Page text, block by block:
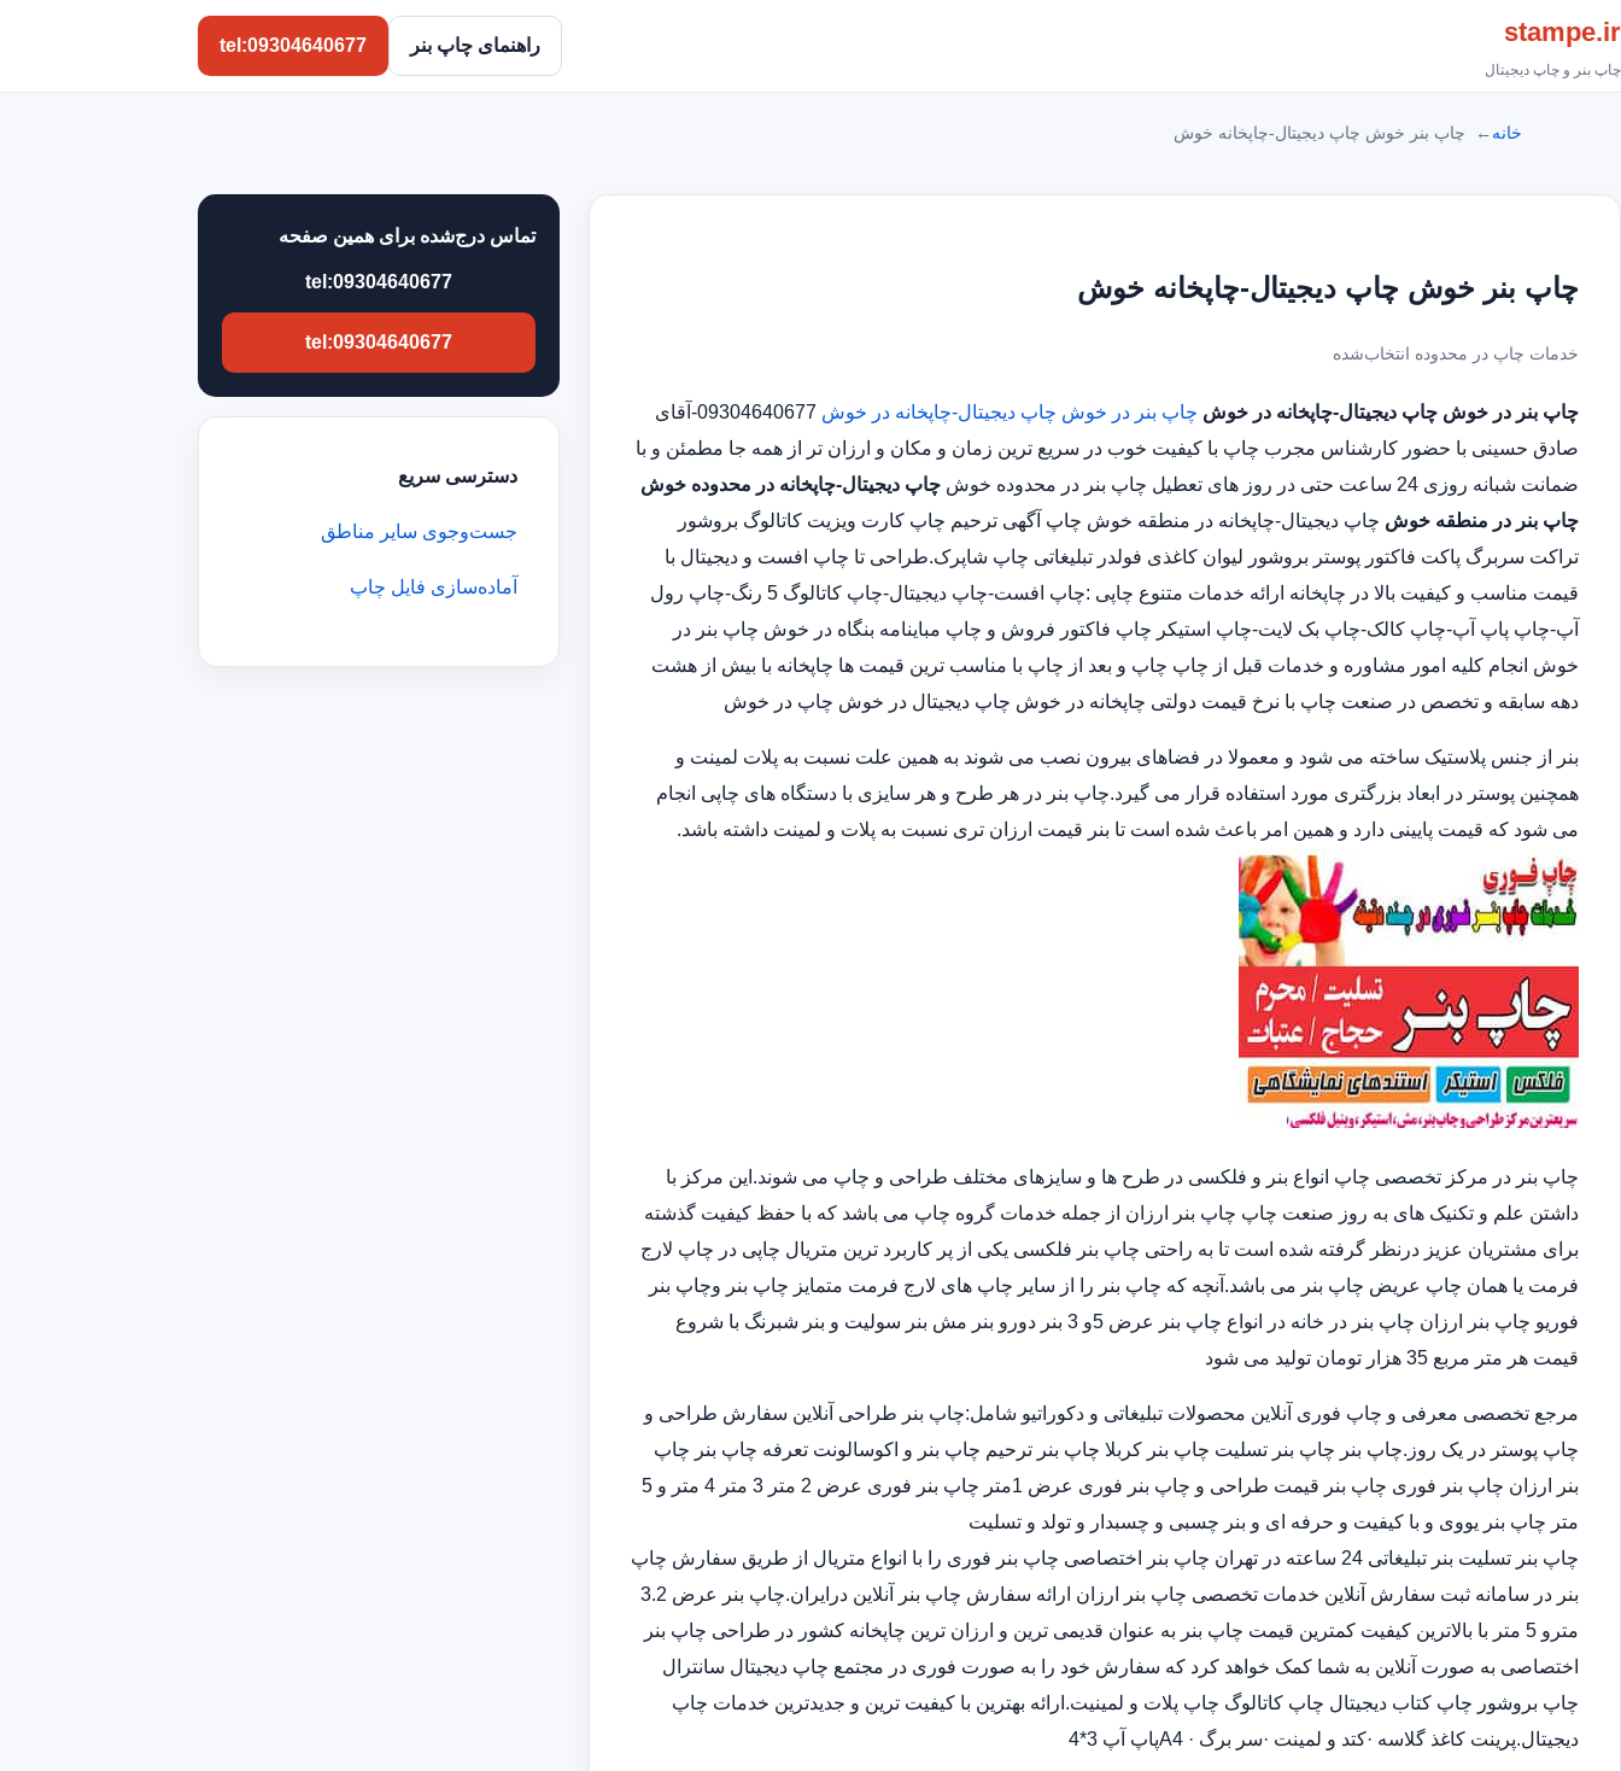
stampe.ir
چاپ بنر و چاپ دیجیتال
راهنمای چاپ بنر tel:09304640677
خانه چاپ بنر خوش چاپ دیجیتال-چاپخانه خوش
چاپ بنر خوش چاپ دیجیتال-چاپخانه خوش
خدمات چاپ در محدوده انتخاب‌شده
چاپ بنر در خوش چاپ دیجیتال-چاپخانه در خوش چاپ بنر در خوش چاپ دیجیتال-چاپخانه در خوش
09304640677-آقای
صادق حسینی با حضور کارشناس مجرب چاپ با کیفیت خوب در سریع ترین زمان و مکان و ارزان تر از همه جا مطمئن و با
ضمانت شبانه روزی 24 ساعت حتی در روز های تعطیل چاپ بنر در محدوده خوش
چاپ دیجیتال-چاپخانه در محدوده خوش
چاپ بنر در منطقه خوش چاپ دیجیتال-چاپخانه در منطقه خوش چاپ آگهی ترحیم چاپ کارت ویزیت کاتالوگ بروشور
تراکت سربرگ پاکت فاکتور پوستر بروشور لیوان کاغذی فولدر تبلیغاتی چاپ شاپرک.طراحی تا چاپ افست و دیجیتال با
قیمت مناسب و کیفیت بالا در چاپخانه ارائه خدمات متنوع چاپی :چاپ افست-چاپ دیجیتال-چاپ کاتالوگ 5 رنگ-چاپ رول
آپ-چاپ پاپ آپ-چاپ کالک-چاپ بک لایت-چاپ استیکر چاپ فاکتور فروش و چاپ مباینامه بنگاه در خوش چاپ بنر در
خوش انجام کلیه امور مشاوره و خدمات قبل از چاپ چاپ و بعد از چاپ با مناسب ترین قیمت ها چاپخانه با بیش از هشت
دهه سابقه و تخصص در صنعت چاپ با نرخ قیمت دولتی چاپخانه در خوش چاپ دیجیتال در خوش چاپ در خوش
بنر از جنس پلاستیک ساخته می شود و معمولا در فضاهای بیرون نصب می شوند به همین علت نسبت به پلات لمینت و
همچنین پوستر در ابعاد بزرگتری مورد استفاده قرار می گیرد.چاپ بنر در هر طرح و هر سایزی با دستگاه های چاپی انجام
می شود که قیمت پایینی دارد و همین امر باعث شده است تا بنر قیمت ارزان تری نسبت به پلات و لمینت داشته باشد.
چاپ بنر در مرکز تخصصی چاپ انواع بنر و فلکسی در طرح ها و سایزهای مختلف طراحی و چاپ می شوند.این مرکز با
داشتن علم و تکنیک های به روز صنعت چاپ چاپ بنر ارزان از جمله خدمات گروه چاپ می باشد که با حفظ کیفیت گذشته
برای مشتریان عزیز درنظر گرفته شده است تا به راحتی چاپ بنر فلکسی یکی از پر کاربرد ترین متریال چاپی در چاپ لارج
فرمت یا همان چاپ عریض چاپ بنر می باشد.آنچه که چاپ بنر را از سایر چاپ های لارج فرمت متمایز چاپ بنر وچاپ بنر
فوریو چاپ بنر ارزان چاپ بنر در خانه در انواع چاپ بنر عرض 5و 3 بنر دورو بنر مش بنر سولیت و بنر شبرنگ با شروع
قیمت هر متر مربع 35 هزار تومان تولید می شود
مرجع تخصصی معرفی و چاپ فوری آنلاین محصولات تبلیغاتی و دکوراتیو شامل:چاپ بنر طراحی آنلاین سفارش طراحی و
چاپ پوستر در یک روز.چاپ بنر چاپ بنر تسلیت چاپ بنر کربلا چاپ بنر ترحیم چاپ بنر و اکوسالونت تعرفه چاپ بنر چاپ
بنر ارزان چاپ بنر فوری چاپ بنر قیمت طراحی و چاپ بنر فوری عرض 1متر چاپ بنر فوری عرض 2 متر 3 متر 4 متر و 5
متر چاپ بنر یووی و با کیفیت و حرفه ای و بنر چسبی و چسبدار و تولد و تسلیت
چاپ بنر تسلیت بنر تبلیغاتی 24 ساعته در تهران چاپ بنر اختصاصی چاپ بنر فوری را با انواع متریال از طریق سفارش چاپ
بنر در سامانه ثبت سفارش آنلاین خدمات تخصصی چاپ بنر ارزان ارائه سفارش چاپ بنر آنلاین درایران.چاپ بنر عرض 3.2
مترو 5 متر با بالاترین کیفیت کمترین قیمت چاپ بنر به عنوان قدیمی ترین و ارزان ترین چاپخانه کشور در طراحی چاپ بنر
اختصاصی به صورت آنلاین به شما کمک خواهد کرد که سفارش خود را به صورت فوری در مجتمع چاپ دیجیتال سانترال
چاپ بروشور چاپ کتاب دیجیتال چاپ کاتالوگ چاپ پلات و لمینیت.ارائه بهترین با کیفیت ترین و جدیدترین خدمات چاپ
دیجیتال.پرینت کاغذ گلاسه ·‎کتد و لمینت ·‎سر برگ A4 ·‎پاپ آپ 3*4
تماس درج‌شده برای همین صفحه
tel:09304640677
tel:09304640677
دسترسی سریع
جست‌وجوی سایر مناطق
آماده‌سازی فایل چاپ